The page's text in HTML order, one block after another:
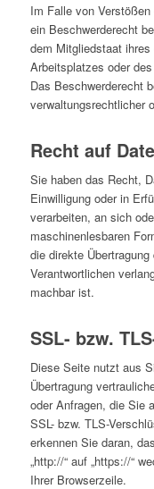
Im Falle von
ein Beschwerderecht
dem Mitgliedstaat
Arbeitsplatzes oder
Das Beschwerderecht
verwaltungsrechtlicher
Recht auf
Sie haben das Recht,
Einwilligung oder in
verarbeiten, an sich
maschinenlesbaren
die direkte
Verantwortlichen
machbar ist.
SSL- bzw.
Diese Seite nutzt aus
Übertragung
oder Anfragen, die Sie
SSL- bzw. TLS-
erkennen Sie daran,
„http://“ auf „https://“
Ihrer Browserzeile.